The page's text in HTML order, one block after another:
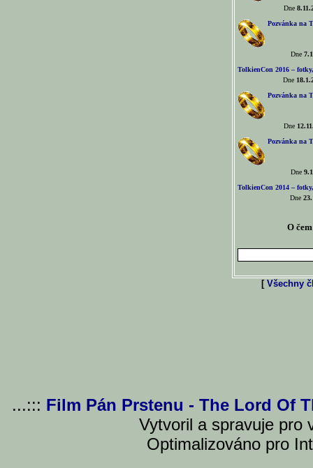
Dne
Pozvánka na
Dne
TolkienCon 2016 –
Dne
Pozvánka na
Dne
Pozvánka na
Dne
TolkienCon 2014 –
Dne
O
[ Všechny
...::: Film Pán Prstenu - The Lord Of
Vytvoril a spravuje pro
Optimalizováno pro